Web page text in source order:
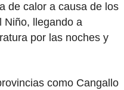
de calor a causa de los
Niño, llegando a
por las noches y
como Cangallo